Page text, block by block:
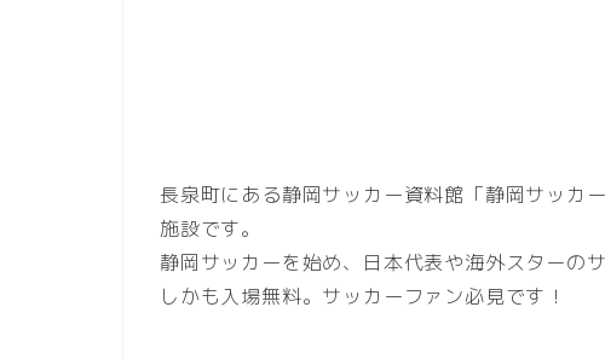
長泉町にある静岡サッカー資料館「静岡サッカ
施設です。
静岡サッカーを始め、日本代表や海外スターの
しかも入場無料。サッカーファン必見です！